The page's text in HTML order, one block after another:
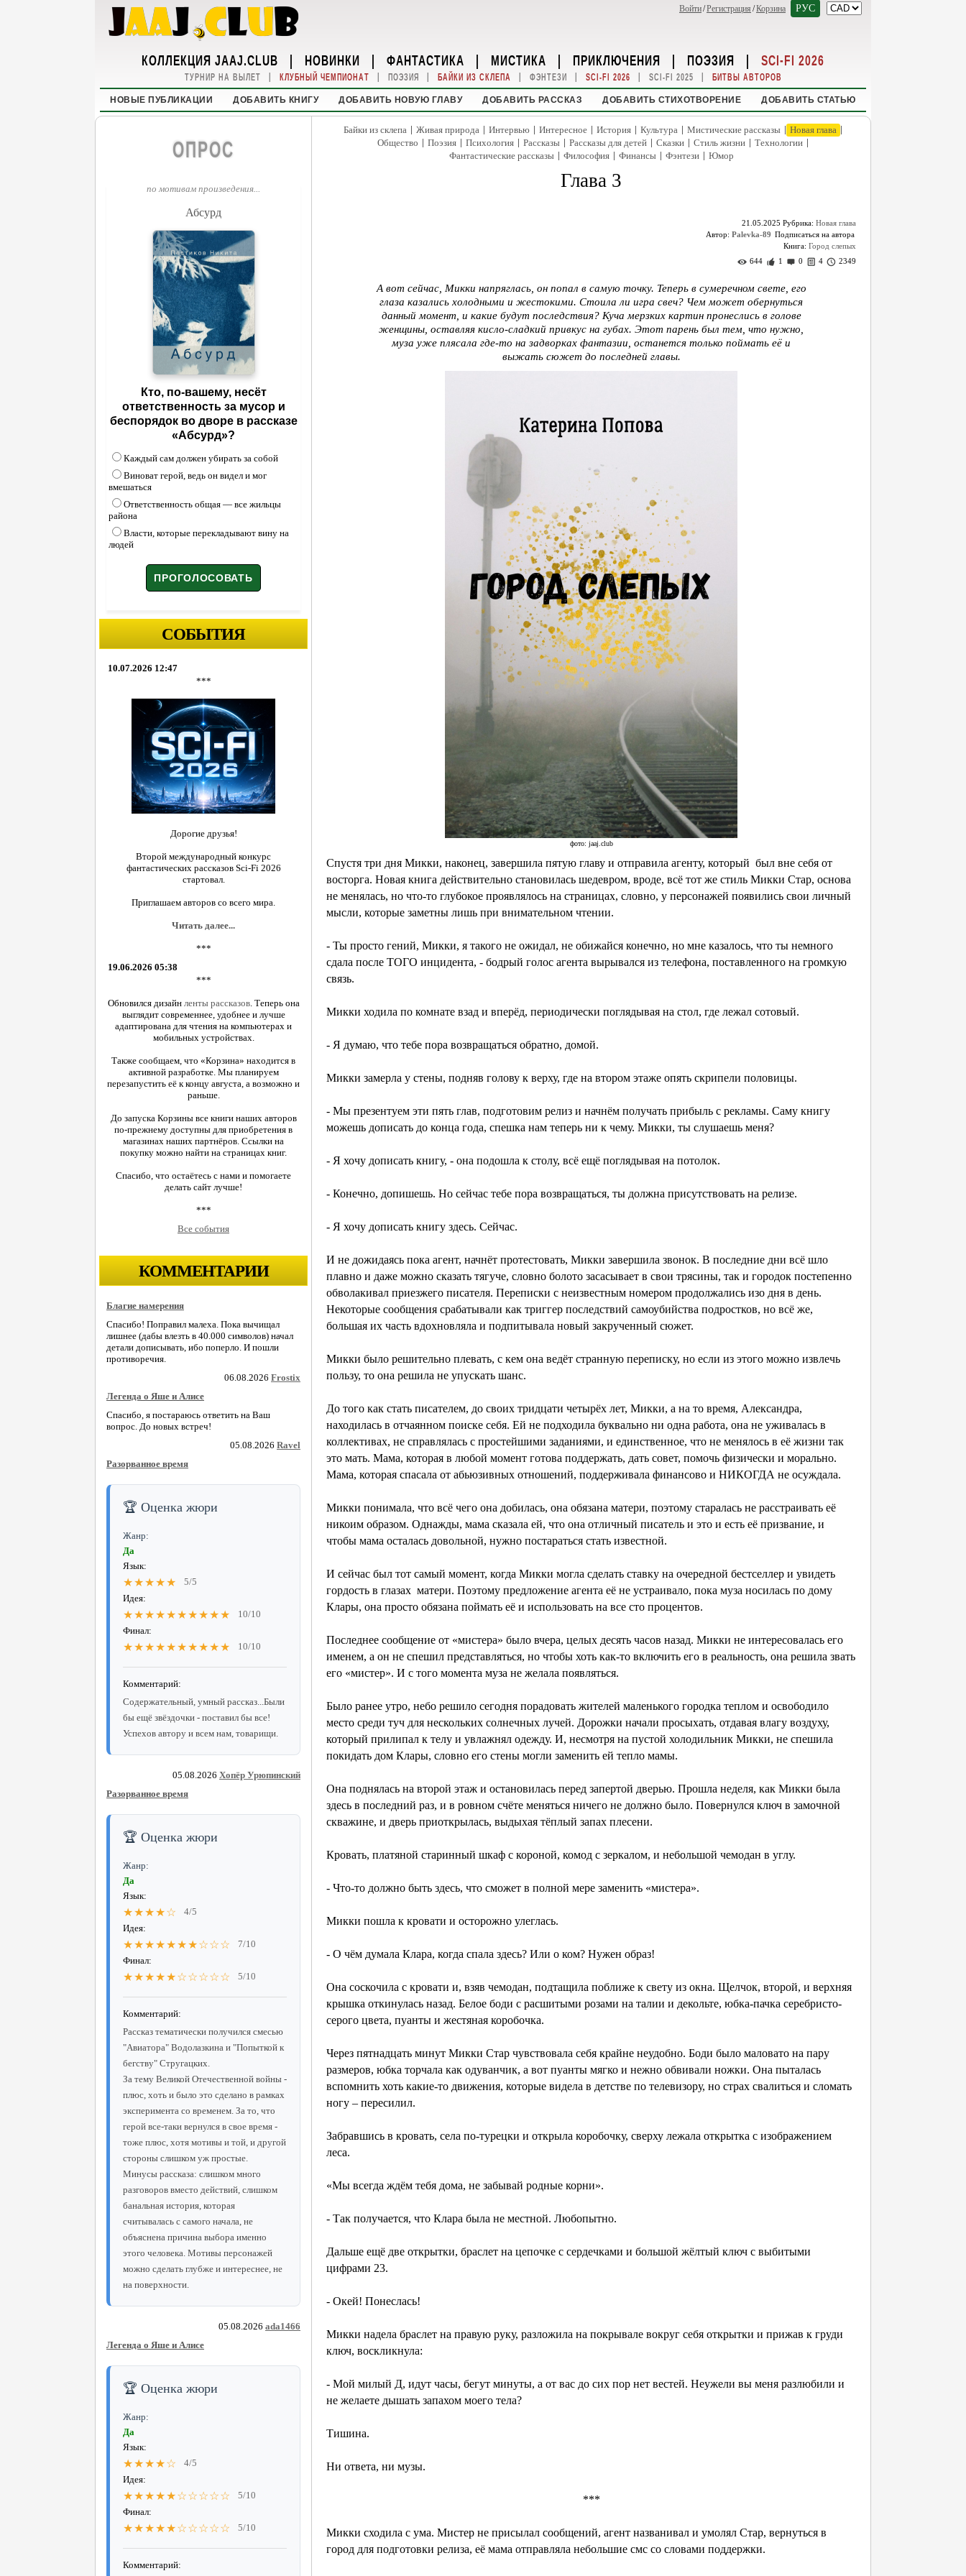
Войти/Регистрация /Корзина РУС
КОЛЛЕКЦИЯ JAAJ.CLUB | НОВИНКИ | ФАНТАСТИКА | МИСТИКА | ПРИКЛЮЧЕНИЯ | ПОЭЗИЯ | SCI-FI 2026
ТУРНИР НА ВЫЛЕТ | КЛУБНЫЙ ЧЕМПИОНАТ | ПОЭЗИЯ | БАЙКИ ИЗ СКЛЕПА | ФЭНТЕЗИ | SCI-FI 2026 | SCI-FI 2025 | БИТВЫ АВТОРОВ
НОВЫЕ ПУБЛИКАЦИИ ДОБАВИТЬ КНИГУ ДОБАВИТЬ НОВУЮ ГЛАВУ ДОБАВИТЬ РАССКАЗ ДОБАВИТЬ СТИХОТВОРЕНИЕ ДОБАВИТЬ СТАТЬЮ
ОПРОС
по мотивам произведения...
Абсурд
Кто, по-вашему, несёт
ответственность за мусор и
беспорядок во дворе в рассказе
«Абсурд»?
Каждый сам должен убирать за собой
Виноват герой, ведь он видел и мог
вмешаться
Ответственность общая — все жильцы
района
Власти, которые перекладывают вину на
людей
СОБЫТИЯ
10.07.2026 12:47
***
Дорогие друзья!
Второй международный конкурс
фантастических рассказов Sci-Fi 2026
стартовал.
Приглашаем авторов со всего мира.
Читать далее...
***
19.06.2026 05:38
***
Обновился дизайн ленты рассказов. Теперь она
выглядит современнее, удобнее и лучше
адаптирована для чтения на компьютерах и
мобильных устройствах.
Также сообщаем, что «Корзина» находится в
активной разработке. Мы планируем
перезапустить её к концу августа, а возможно и
раньше.
До запуска Корзины все книги наших авторов
по-прежнему доступны для приобретения в
магазинах наших партнёров. Ссылки на
покупку можно найти на страницах книг.
Спасибо, что остаётесь с нами и помогаете
делать сайт лучше!
***
Все события
КОММЕНТАРИИ
Благие намерения
Спасибо! Поправил малеха. Пока вычищал
лишнее (дабы влезть в 40.000 символов) начал
детали дописывать, ибо поперло. И пошли
противоречия.
06.08.2026 Frostix
Легенда о Яше и Алисе
Спасибо, я постараюсь ответить на Ваш
вопрос. До новых встреч!
05.08.2026 Ravel
Разорванное время
🏆 Оценка жюри
Жанр:
Да
Язык:
★★★★★
5/5
Идея:
★★★★★★★★★★
10/10
Финал:
★★★★★★★★★★ 10/10
Комментарий:
Содержательный, умный рассказ...Были
бы ещё звёздочки - поставил бы все!
Успехов автору и всем нам, товарищи.
05.08.2026 Хопёр Урюпинский
Разорванное время
🏆 Оценка жюри
Жанр:
Да
Язык:
★★★★☆
4/5
Идея:
★★★★★★★☆☆☆
7/10
Финал:
★★★★★☆☆☆☆☆ 5/10
Комментарий:
Рассказ тематически получился смесью
"Авиатора" Водолазкина и "Попыткой к
бегству" Стругацких.
За тему Великой Отечественной войны -
плюс, хоть и было это сделано в рамках
эксперимента со временем. За то, что
герой все-таки вернулся в свое время -
тоже плюс, хотя мотивы и той, и другой
стороны слишком уж простые.
Минусы рассказа: слишком много
разговоров вместо действий, слишком
банальная история, которая
считывалась с самого начала, не
объяснена причина выбора именно
этого человека. Мотивы персонажей
можно сделать глубже и интереснее, не
на поверхности.
05.08.2026 ada1466
Легенда о Яше и Алисе
🏆 Оценка жюри
Жанр:
Да
Язык:
★★★★☆
4/5
Идея:
★★★★★☆☆☆☆☆
5/10
Финал:
★★★★★☆☆☆☆☆ 5/10
Комментарий:
Байки из склепа | Живая природа | Интервью | Интересное | История | Культура | Мистические рассказы | Новая глава |
Общество | Поэзия | Психология | Рассказы | Рассказы для детей | Сказки | Стиль жизни | Технологии |
Фантастические рассказы | Философия | Финансы | Фэнтези | Юмор
Глава 3
21.05.2025 Рубрика: Новая глава
Автор: Palevka-89
Книга: Город слепых
644
1 0 4 2349
А вот сейчас, Микки напряглась, он попал в самую точку. Теперь в сумеречном свете, его
глаза казались холодными и жестокими. Стоила ли игра свеч? Чем может обернуться
данный момент, и какие будут последствия? Куча мерзких картин пронеслись в голове
женщины, оставляя кисло-сладкий привкус на губах. Этот парень был тем, что нужно,
муза уже плясала где-то на задворках фантазии, останется только поймать её и
выжать сюжет до последней главы.
фото: jaaj.club
Спустя три дня Микки, наконец, завершила пятую главу и отправила агенту, который был вне себя от
восторга. Новая книга действительно становилась шедевром, вроде, всё тот же стиль Микки Стар, основа
не менялась, но что-то глубокое проявлялось на страницах, словно, у персонажей появились свои личный
мысли, которые заметны лишь при внимательном чтении.
- Ты просто гений, Микки, я такого не ожидал, не обижайся конечно, но мне казалось, что ты немного
сдала после ТОГО инцидента, - бодрый голос агента вырывался из телефона, поставленного на громкую
связь.
Микки ходила по комнате взад и вперёд, периодически поглядывая на стол, где лежал сотовый.
- Я думаю, что тебе пора возвращаться обратно, домой.
Микки замерла у стены, подняв голову к верху, где на втором этаже опять скрипели половицы.
- Мы презентуем эти пять глав, подготовим релиз и начнём получать прибыль с рекламы. Саму книгу
можешь дописать до конца года, спешка нам теперь ни к чему. Микки, ты слушаешь меня?
- Я хочу дописать книгу, - она подошла к столу, всё ещё поглядывая на потолок.
- Конечно, допишешь. Но сейчас тебе пора возвращаться, ты должна присутствовать на релизе.
- Я хочу дописать книгу здесь. Сейчас.
И не дожидаясь пока агент, начнёт протестовать, Микки завершила звонок. В последние дни всё шло
плавно и даже можно сказать тягуче, словно болото засасывает в свои трясины, так и городок постепенно
обволакивал приезжего писателя. Переписки с неизвестным номером продолжались изо дня в день.
Некоторые сообщения срабатывали как триггер последствий самоубийства подростков, но всё же,
большая их часть вдохновляла и подпитывала новый закрученный сюжет.
Микки было решительно плевать, с кем она ведёт странную переписку, но если из этого можно извлечь
пользу, то она решила не упускать шанс.
До того как стать писателем, до своих тридцати четырёх лет, Микки, а на то время, Александра,
находилась в отчаянном поиске себя. Ей не подходила буквально ни одна работа, она не уживалась в
коллективах, не справлялась с простейшими заданиями, и единственное, что не менялось в её жизни так
это мать. Мама, которая в любой момент готова поддержать, дать совет, помочь физически и морально.
Мама, которая спасала от абьюзивных отношений, поддерживала финансово и НИКОГДА не осуждала.
Микки понимала, что всё чего она добилась, она обязана матери, поэтому старалась не расстраивать её
никоим образом. Однажды, мама сказала ей, что она отличный писатель и это и есть её призвание, и
чтобы мама осталась довольной, нужно постараться стать известной.
И сейчас был тот самый момент, когда Микки могла сделать ставку на очередной бестселлер и увидеть
гордость в глазах матери. Поэтому предложение агента её не устраивало, пока муза носилась по дому
Клары, она просто обязана поймать её и использовать на все сто процентов.
Последнее сообщение от «мистера» было вчера, целых десять часов назад. Микки не интересовалась его
именем, а он не спешил представляться, но чтобы хоть как-то включить его в реальность, она решила звать
его «мистер». И с того момента муза не желала появляться.
Было ранее утро, небо решило сегодня порадовать жителей маленького городка теплом и освободило
место среди туч для нескольких солнечных лучей. Дорожки начали просыхать, отдавая влагу воздуху,
который прилипал к телу и увлажнял одежду. И, несмотря на пустой холодильник Микки, не спешила
покидать дом Клары, словно его стены могли заменить ей тепло мамы.
Она поднялась на второй этаж и остановилась перед запертой дверью. Прошла неделя, как Микки была
здесь в последний раз, и в ровном счёте меняться ничего не должно было. Повернулся ключ в замочной
скважине, и дверь приоткрылась, выдыхая тёплый запах плесени.
Кровать, платяной старинный шкаф с короной, комод с зеркалом, и небольшой чемодан в углу.
- Что-то должно быть здесь, что сможет в полной мере заменить «мистера».
Микки пошла к кровати и осторожно улеглась.
- О чём думала Клара, когда спала здесь? Или о ком? Нужен образ!
Она соскочила с кровати и, взяв чемодан, подтащила поближе к свету из окна. Щелчок, второй, и верхняя
крышка откинулась назад. Белое боди с расшитыми розами на талии и декольте, юбка-пачка серебристо-
серого цвета, пуанты и жестяная коробочка.
Через пятнадцать минут Микки Стар чувствовала себя крайне неудобно. Боди было маловато на пару
размеров, юбка торчала как одуванчик, а вот пуанты мягко и нежно обвивали ножки. Она пыталась
вспомнить хоть какие-то движения, которые видела в детстве по телевизору, но страх свалиться и сломать
ногу – пересилил.
Забравшись в кровать, села по-турецки и открыла коробочку, сверху лежала открытка с изображением
леса.
«Мы всегда ждём тебя дома, не забывай родные корни».
- Так получается, что Клара была не местной. Любопытно.
Дальше ещё две открытки, браслет на цепочке с сердечками и большой жёлтый ключ с выбитыми
цифрами 23.
- Окей! Понеслась!
Микки надела браслет на правую руку, разложила на покрывале вокруг себя открытки и прижав к груди
ключ, воскликнула:
- Мой милый Д, идут часы, бегут минуты, а от вас до сих пор нет вестей. Неужели вы меня разлюбили и
не желаете дышать запахом моего тела?
Тишина.
Ни ответа, ни музы.
***
Микки сходила с ума. Мистер не присылал сообщений, агент названивал и умолял Стар, вернуться в
город для подготовки релиза, её мама отправляла небольшие смс со словами поддержки.